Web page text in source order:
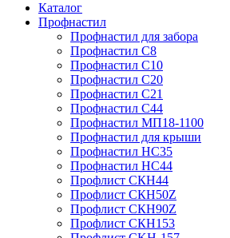
Каталог
Профнастил
Профнастил для забора
Профнастил С8
Профнастил С10
Профнастил С20
Профнастил С21
Профнастил С44
Профнастил МП18-1100
Профнастил для крыши
Профнастил HC35
Профнастил НС44
Профлист СКН44
Профлист СКН50Z
Профлист СКН90Z
Профлист СКН153